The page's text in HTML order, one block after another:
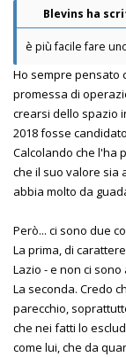
Blevins ha
è più facile fare
Ho sempre pensato
promessa di
crearsi dello spazio
2018 fosse
Calcolando che l'ha
che il suo valore sia
abbia molto da
Però... ci sono due
La prima, di
Lazio - e non ci
La seconda. Credo
parecchio,
che nei fatti lo
come lui, che da